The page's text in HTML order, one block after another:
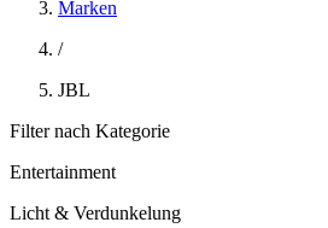
Marken
/
JBL
Filter nach Kategorie
Entertainment
Licht & Verdunkelung